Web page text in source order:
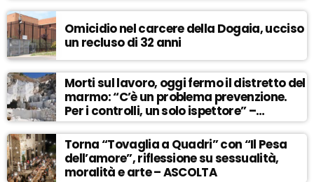
Omicidio nel carcere della Dogaia, ucciso
un recluso di 32 anni
Morti sul lavoro, oggi fermo il distretto del
marmo: “C’è un problema prevenzione.
Per i controlli, un solo ispettore” –
ASCOLTA
Torna “Tovaglia a Quadri” con “Il Pesa
dell’amore”, riflessione su sessualità,
moralità e arte – ASCOLTA